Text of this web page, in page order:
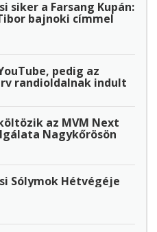
siker a Farsang Kupán:
bajnoki címmel
pedig az
randioldalnak indult
az MVM Next
Nagykőrösön
Sólymok Hétvégéje